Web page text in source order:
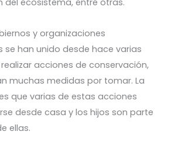
del ecosistema, entre otras.
y organizaciones
se han unido desde hace varias
acciones de conservación,
muchas medidas por tomar. La
que varias de estas acciones
desde casa y los hijos son parte
ellas.